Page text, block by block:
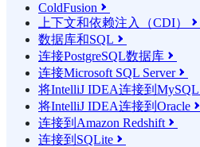
ColdFusion 
上下文和依赖注入（CDI） 
数据库和SQL 
连接PostgreSQL数据库 
连接Microsoft SQL Server
将IntelliJ IDEA连接到MySQL
将IntelliJ IDEA连接到Oracle 
连接到Amazon Redshift 
连接到SQLite 